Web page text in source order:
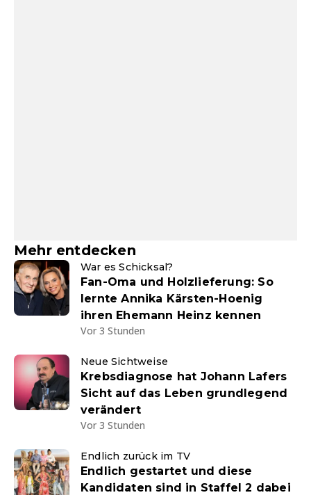
Mehr entdecken
War es Schicksal?
Fan-Oma und Holzlieferung: So
lernte Annika Kärsten-Hoenig
ihren Ehemann Heinz kennen
Vor 3 Stunden
Neue Sichtweise
Krebsdiagnose hat Johann Lafers
Sicht auf das Leben grundlegend
verändert
Vor 3 Stunden
Endlich zurück im TV
Endlich gestartet und diese
Kandidaten sind in Staffel 2 dabei